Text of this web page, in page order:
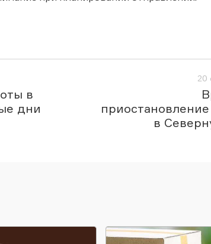
в
дни
20
в